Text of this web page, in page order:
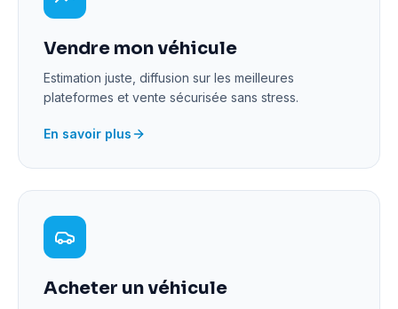
Vendre mon véhicule
Estimation juste, diffusion sur les meilleures
plateformes et vente sécurisée sans stress.
En savoir plus
Acheter un véhicule